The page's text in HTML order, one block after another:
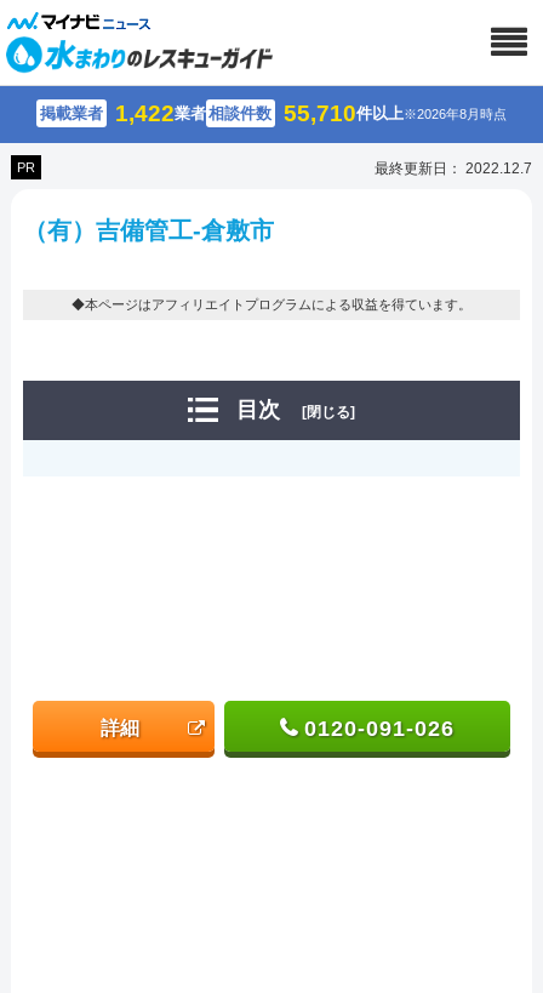
掲載業者 1,422業者相談件数 55,710件以上※2026年8月時点
PR 最終更新日： 2022.12.7
（有）吉備管工-倉敷市
◆本ページはアフィリエイトプログラムによる収益を得ています。
目次 [閉じる]
詳細 0120-091-026